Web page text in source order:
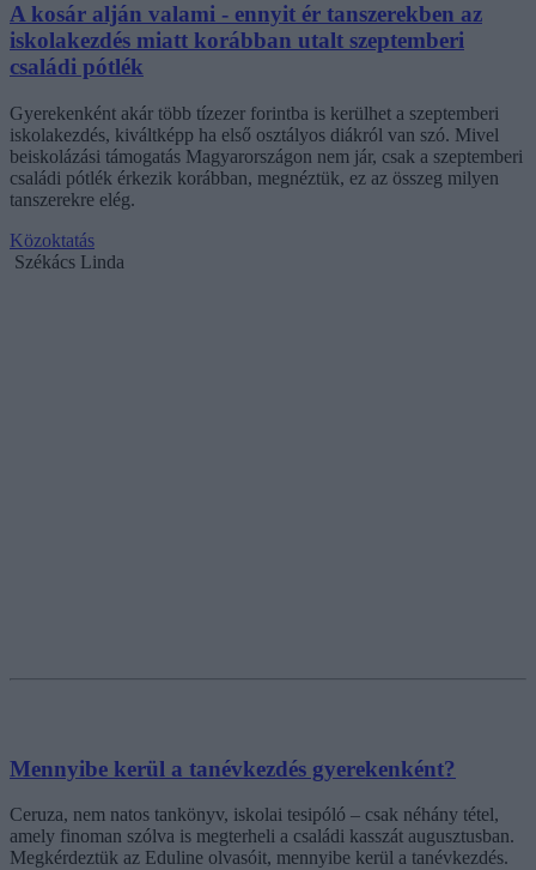
A kosár alján valami - ennyit ér tanszerekben az
iskolakezdés miatt korábban utalt szeptemberi
családi pótlék
Gyerekenként akár több tízezer forintba is kerülhet a szeptemberi
iskolakezdés, kiváltképp ha első osztályos diákról van szó. Mivel
beiskolázási támogatás Magyarországon nem jár, csak a szeptemberi
családi pótlék érkezik korábban, megnéztük, ez az összeg milyen
tanszerekre elég.
Közoktatás
Székács Linda
Mennyibe kerül a tanévkezdés gyerekenként?
Ceruza, nem natos tankönyv, iskolai tesipóló – csak néhány tétel,
amely finoman szólva is megterheli a családi kasszát augusztusban.
Megkérdeztük az Eduline olvasóit, mennyibe kerül a tanévkezdés.